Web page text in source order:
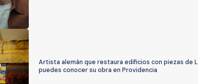
Artista alemán que restaura edificios con piezas de
puedes conocer su obra en Providencia